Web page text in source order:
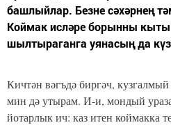
башлыйлар. Безне сәхәрнең
Коймак исләре борынны
шылтыраганга уянасың да
Кичтән вәгъдә биргәч,
мин дә утырам. И-и, мондый
йотарлык ич: каз итен кой­макка